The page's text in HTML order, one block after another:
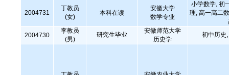
2004731
丁教员
(女)
本科在读
安徽大学
数学专业
小学数学, 初
理, 高一高二
2004730
李教员
(男)
研究生毕业
安徽师范大学
历史学
初中历史